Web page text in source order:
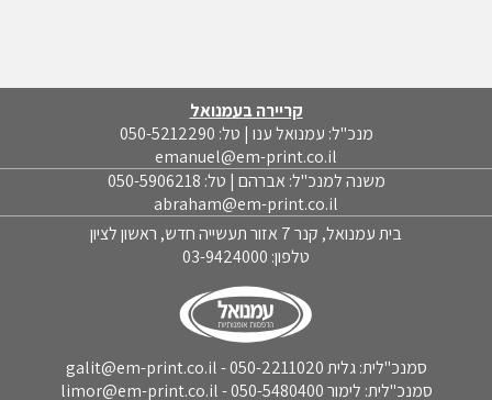
קריירה בעמנואל
מנכ"ל: עמנואל ענו | טל: 050-5212290
emanuel@em-print.co.il
משנה למנכ"ל: אברהם | טל: 050-5906218
abraham@em-print.co.il
בית עמנואל, קנר 7 אזור תעשייה חדש, ראשון לציון
טלפון: 03-9424000
סמנכ"לית: גלית 050-2211020 - galit@em-print.co.il
סמנכ"לית: לימור 050-5480400 - limor@em-print.co.il